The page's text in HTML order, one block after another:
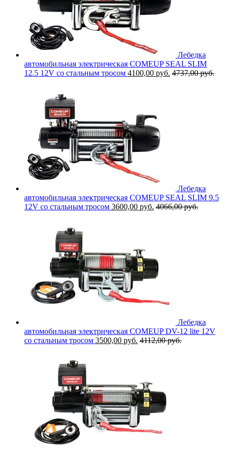
Лебедка
автомобильная электрическая COMEUP SEAL SLIM
12.5 12V со стальным тросом 4100,00 руб. 4737,00руб.
Лебедка
автомобильная электрическая COMEUP SEAL SLIM 9.5
12V со стальным тросом 3600,00 руб. 4066,00руб.
Лебедка
автомобильная электрическая COMEUP DV-12 lite 12V
со стальным тросом 3500,00 руб. 4112,00руб.